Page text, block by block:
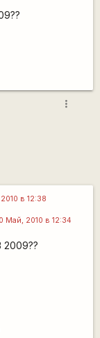
more_vert
в 12:38
Май, 2010 в 12:34
2009??